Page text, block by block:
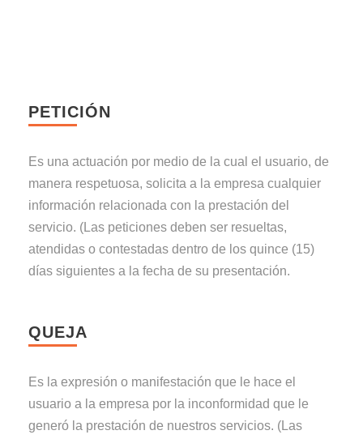
PETICIÓN
Es una actuación por medio de la cual el usuario, de
manera respetuosa, solicita a la empresa cualquier
información relacionada con la prestación del
servicio. (Las peticiones deben ser resueltas,
atendidas o contestadas dentro de los quince (15)
días siguientes a la fecha de su presentación.
QUEJA
Es la expresión o manifestación que le hace el
usuario a la empresa por la inconformidad que le
generó la prestación de nuestros servicios. (Las